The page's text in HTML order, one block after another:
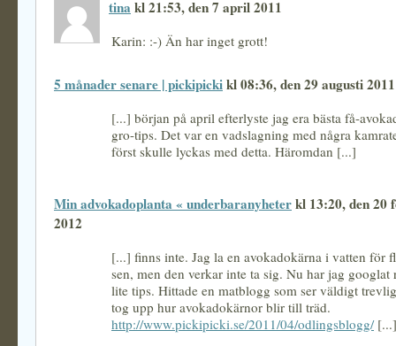
tina kl 21:53, den 7 april 2011
Karin: :-) Än har inget grott!
5 månader senare | pickipickikl 08:36, den 29 augusti 2011
[...] början på april efterlyste jag era bästa få-
gro-tips. Det var en vadslagning med några
först skulle lyckas med detta. Häromdan [...]
Min advokadoplanta « underbaranyheterkl 13:20, den 20
2012
[...] finns inte. Jag la en avokadokärna i vatten för
sen, men den verkar inte ta sig. Nu har jag googlat
lite tips. Hittade en matblogg som ser väldigt
tog upp hur avokadokärnor blir till träd.
http://www.pickipicki.se/2011/04/odlingsblogg/[...]